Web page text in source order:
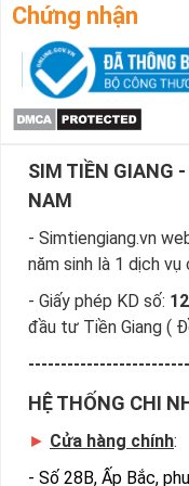
Chứng nhận
SIM TIỀN GIANG
NAM
- Simtiengiang.vn
năm sinh là 1 dịch vụ
- Giấy phép KD số:
đầu tư Tiền Giang (
HỆ THỐNG CHI
► Cửa hàng chính:
- Số 28B, Ấp Bắc,